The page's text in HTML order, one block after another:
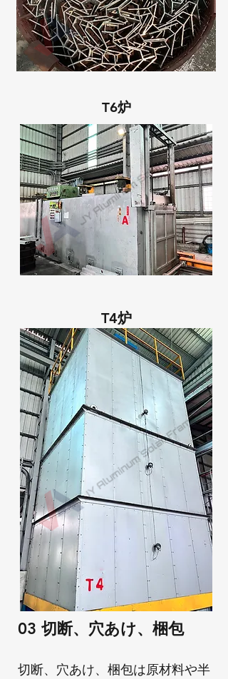
T6炉
T4炉
03 切断、穴あけ、梱包
切断、穴あけ、梱包は原材料や半